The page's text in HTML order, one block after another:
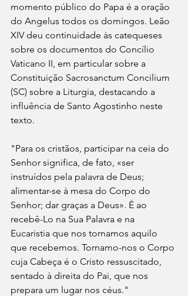
momento público do Papa é a oração
do Angelus todos os domingos. Leão
XIV deu continuidade às catequeses
sobre os documentos do Concílio
Vaticano II, em particular sobre a
Constituição Sacrosanctum Concilium
(SC) sobre a Liturgia, destacando a
influência de Santo Agostinho neste
texto.
"Para os cristãos, participar na ceia do
Senhor significa, de fato, «ser
instruídos pela palavra de Deus;
alimentar-se à mesa do Corpo do
Senhor; dar graças a Deus». É ao
recebê-Lo na Sua Palavra e na
Eucaristia que nos tornamos aquilo
que recebemos. Tornamo-nos o Corpo
cuja Cabeça é o Cristo ressuscitado,
sentado à direita do Pai, que nos
prepara um lugar nos céus."